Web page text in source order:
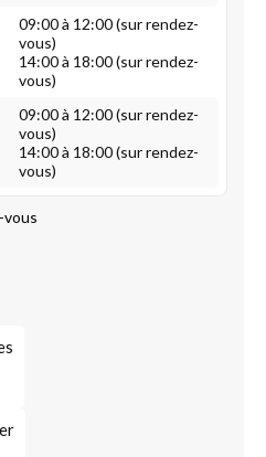
09:00 à 12:00 (sur rendez-
vous)
14:00 à 18:00 (sur rendez-
vous)
09:00 à 12:00 (sur rendez-
vous)
14:00 à 18:00 (sur rendez-
vous)
vous